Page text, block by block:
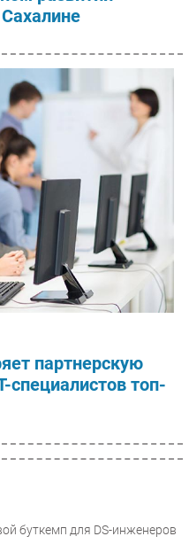
партнерскую
специалистов топ-
буткемп для DS-инженеров